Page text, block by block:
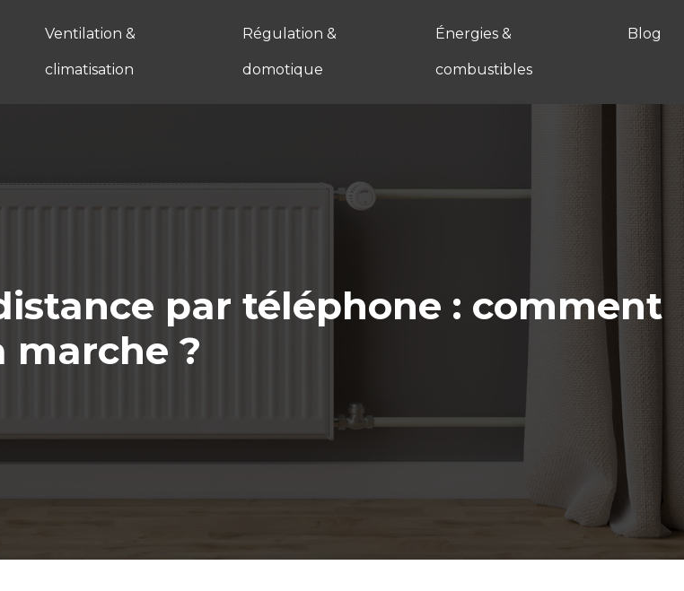
Ventilation &
climatisation
Régulation &
domotique
Énergies &
combustibles
Blog
par téléphone : comment
marche ?